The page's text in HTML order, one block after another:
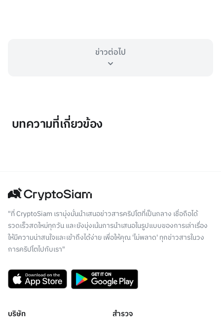
ข่าวต่อไป
บทความที่เกี่ยวข้อง
"ที่ CryptoSiam เรามุ่งมั่นนำเสนอข่าวสารคริปโตที่เป็นกลาง เชื่อถือได้
รวดเร็วสดใหม่ทุกวัน และยังมุ่งเน้นการนำเสนอในรูปแบบของการเล่าเรื่อง
ให้มีความน่าสนใจและเข้าถึงได้ง่าย เพื่อให้คุณ 'ไม่พลาด' ทุกข่าวสารในวง
การคริปโตไปกับเรา"
บริษัท สำรวจ